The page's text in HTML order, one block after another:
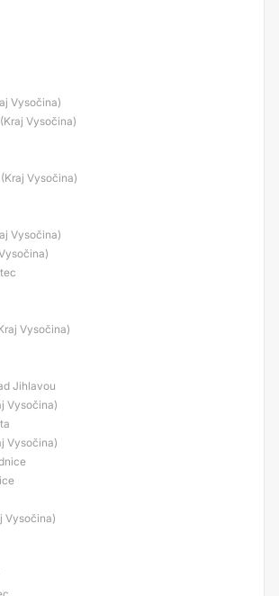
Vysočina)
Vysočina)
Vysočina)
Vysočina)
Vysočina)
Jihlavou
Vysočina)
Vysočina)
Vysočina)